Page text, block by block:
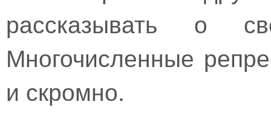
рассказывать о
Многочисленные
и скромно.